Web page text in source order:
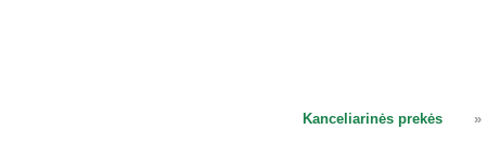
Kanceliarinės prekės »